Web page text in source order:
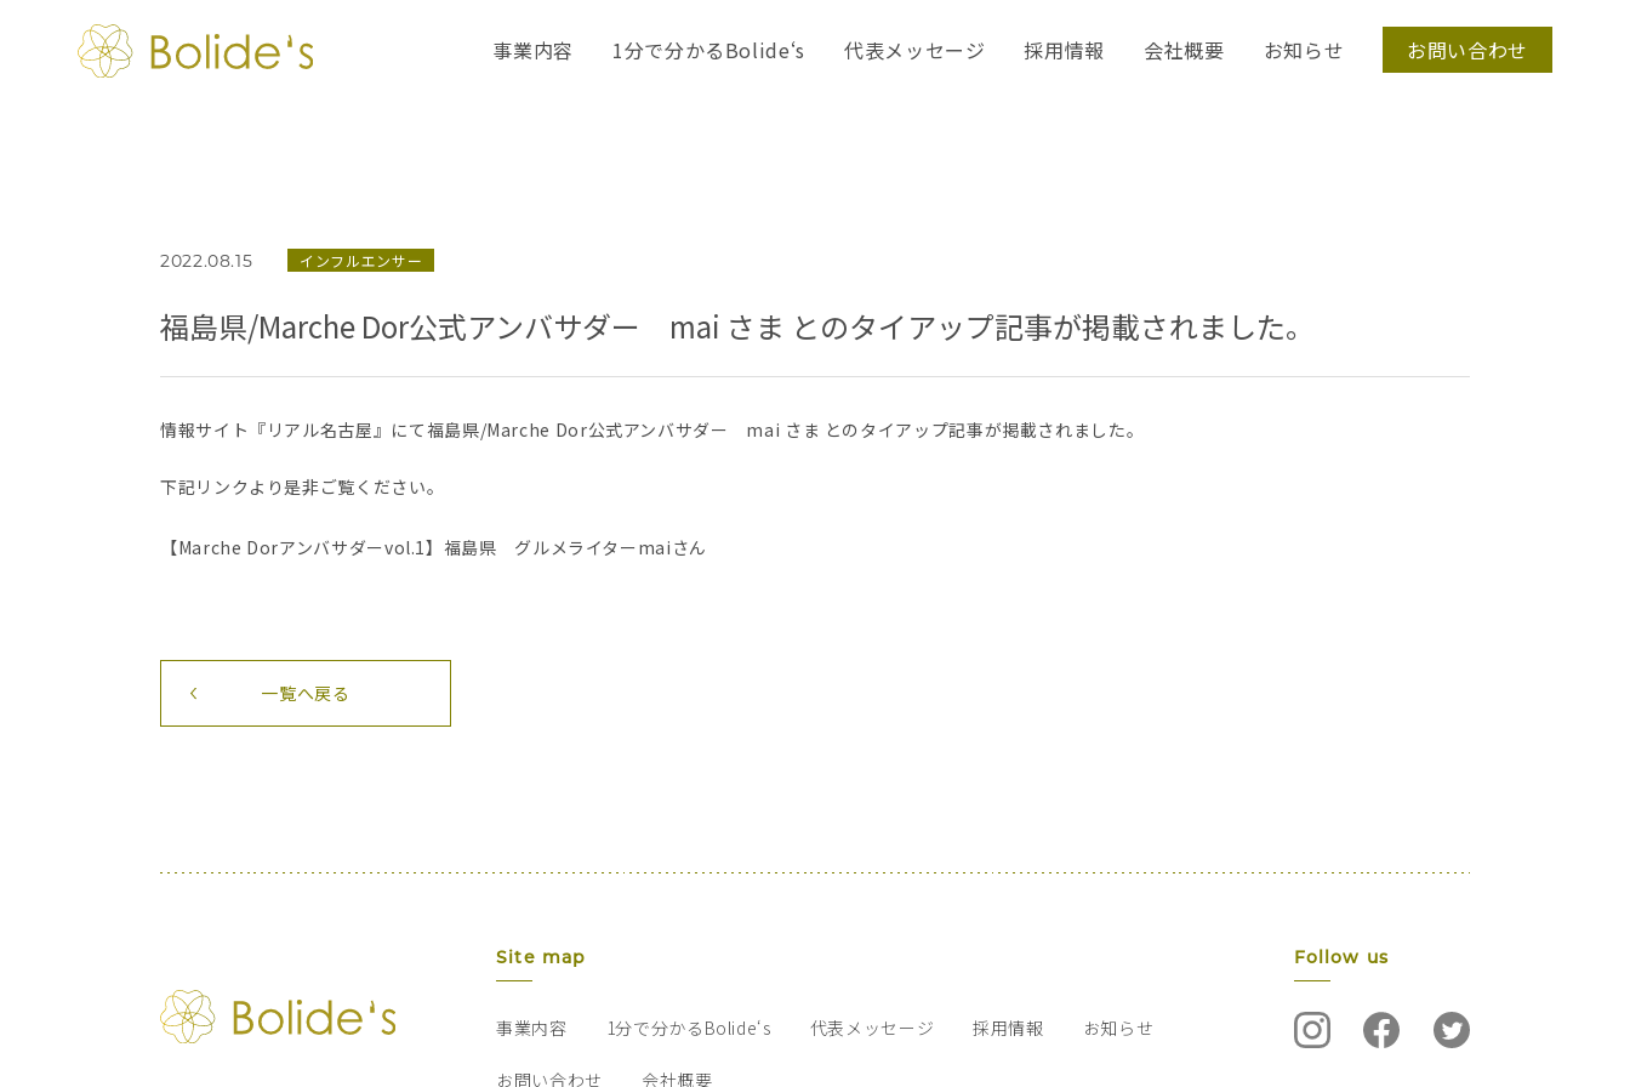
事業内容 1分で分かるBolide‘s 代表メッセージ 採用情報 会社概要 お知らせ お問い合わせ
2022.08.15 インフルエンサー
福島県/Marche Dor公式アンバサダー mai さま とのタイアップ記事が掲載されました。
情報サイト『リアル名古屋』にて福島県/Marche Dor公式アンバサダー mai さま とのタイアップ記事が掲載されました。
下記リンクより是非ご覧ください。
【Marche Dorアンバサダーvol.1】福島県 グルメライターmaiさん
一覧へ戻る
Site map
事業内容 1分で分かるBolide‘s 代表メッセージ 採用情報 お知らせ
お問い合わせ 会社概要
Follow us